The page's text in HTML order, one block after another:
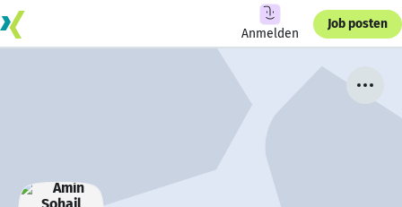
Anmelden
Job posten